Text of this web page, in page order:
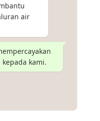
air
kami.